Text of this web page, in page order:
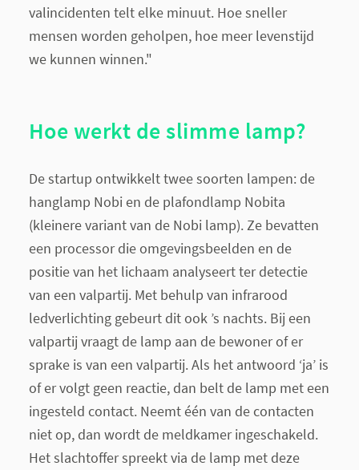
valincidenten telt elke minuut. Hoe sneller
mensen worden geholpen, hoe meer levenstijd
we kunnen winnen."
Hoe werkt de slimme lamp?
De startup ontwikkelt twee soorten lampen: de
hanglamp Nobi en de plafondlamp Nobita
(kleinere variant van de Nobi lamp). Ze bevatten
een processor die omgevingsbeelden en de
positie van het lichaam analyseert ter detectie
van een valpartij. Met behulp van infrarood
ledverlichting gebeurt dit ook ’s nachts. Bij een
valpartij vraagt de lamp aan de bewoner of er
sprake is van een valpartij. Als het antwoord ‘ja’ is
of er volgt geen reactie, dan belt de lamp met een
ingesteld contact. Neemt één van de contacten
niet op, dan wordt de meldkamer ingeschakeld.
Het slachtoffer spreekt via de lamp met deze